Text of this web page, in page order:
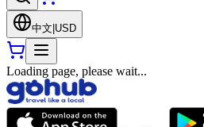
中文 USD
Loading page, please wait...